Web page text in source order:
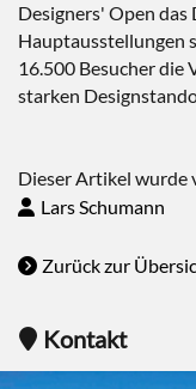
Designers' Open das
Hauptausstellungen
16.500 Besucher die
starken
Dieser Artikel wurde
Lars Schumann
Zurück zur
Kontakt